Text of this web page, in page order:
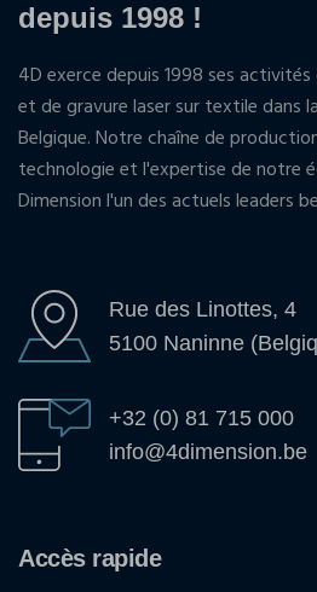
depuis 1998 !
4D exerce depuis 1998 ses
et de gravure laser sur textile dans
Belgique. Notre chaîne de
technologie et l'expertise de notre
Dimension l'un des actuels leaders
Rue des Linottes, 4
5100 Naninne
+32 (0) 81 715 000
info@4dimension.be
Accès rapide